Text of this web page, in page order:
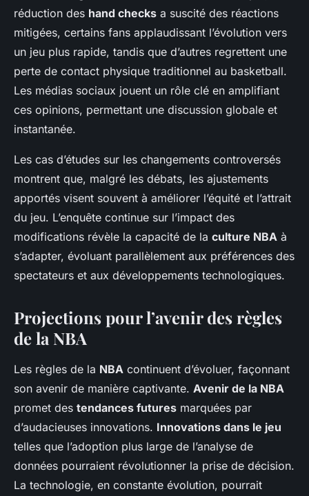
réduction des hand checks a suscité des réactions
mitigées, certains fans applaudissant l’évolution vers
un jeu plus rapide, tandis que d’autres regrettent une
perte de contact physique traditionnel au basketball.
Les médias sociaux jouent un rôle clé en amplifiant
ces opinions, permettant une discussion globale et
instantanée.
Les cas d’études sur les changements controversés
montrent que, malgré les débats, les ajustements
apportés visent souvent à améliorer l’équité et l’attrait
du jeu. L’enquête continue sur l’impact des
modifications révèle la capacité de la culture NBA à
s’adapter, évoluant parallèlement aux préférences des
spectateurs et aux développements technologiques.
Projections pour l’avenir des règles
de la NBA
Les règles de la NBA continuent d’évoluer, façonnant
son avenir de manière captivante. Avenir de la NBA
promet des tendances futures marquées par
d’audacieuses innovations. Innovations dans le jeu
telles que l’adoption plus large de l’analyse de
données pourraient révolutionner la prise de décision.
La technologie, en constante évolution, pourrait